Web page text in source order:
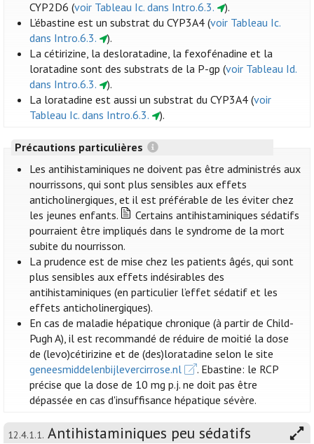
CYP2D6 (voir Tableau Ic. dans Intro.6.3.
).
L’ébastine est un substrat du CYP3A4 (voir Tableau Ic.
dans Intro.6.3.
).
La cétirizine, la desloratadine, la fexofénadine et la
loratadine sont des substrats de la P-gp (voir Tableau Id.
dans Intro.6.3.
).
La loratadine est aussi un substrat du CYP3A4 (voir
Tableau Ic. dans Intro.6.3.
).
Précautions particulières
Les antihistaminiques ne doivent pas être administrés aux
nourrissons, qui sont plus sensibles aux effets
anticholinergiques, et il est préférable de les éviter chez
les jeunes enfants.
Certains antihistaminiques sédatifs
pourraient être impliqués dans le syndrome de la mort
subite du nourrisson.
La prudence est de mise chez les patients âgés, qui sont
plus sensibles aux effets indésirables des
antihistaminiques (en particulier l’effet sédatif et les
effets anticholinergiques).
En cas de maladie hépatique chronique (à partir de Child-
Pugh A), il est recommandé de réduire de moitié la dose
de (levo)cétirizine et de (des)loratadine selon le site
geneesmiddelenbijlevercirrose.nl
. Ebastine: le RCP
précise que la dose de 10 mg p.j. ne doit pas être
dépassée en cas d'insuffisance hépatique sévère.
12.4.1.1. Antihistaminiques peu sédatifs